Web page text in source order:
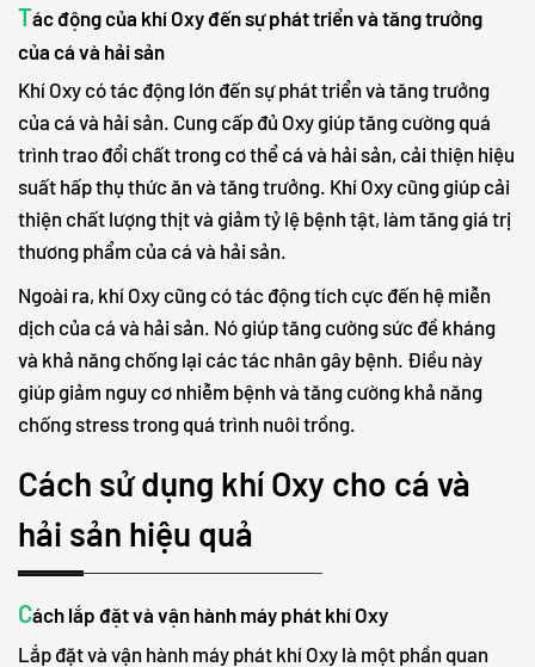
Tác động của khí Oxy đến sự phát triển và tăng trưởng
của cá và hải sản
Khí Oxy có tác động lớn đến sự phát triển và tăng trưởng
của cá và hải sản. Cung cấp đủ Oxy giúp tăng cường quá
trình trao đổi chất trong cơ thể cá và hải sản, cải thiện hiệu
suất hấp thụ thức ăn và tăng trưởng. Khí Oxy cũng giúp cải
thiện chất lượng thịt và giảm tỷ lệ bệnh tật, làm tăng giá trị
thương phẩm của cá và hải sản.
Ngoài ra, khí Oxy cũng có tác động tích cực đến hệ miễn
dịch của cá và hải sản. Nó giúp tăng cường sức đề kháng
và khả năng chống lại các tác nhân gây bệnh. Điều này
giúp giảm nguy cơ nhiễm bệnh và tăng cường khả năng
chống stress trong quá trình nuôi trồng.
Cách sử dụng khí Oxy cho cá và
hải sản hiệu quả
Cách lắp đặt và vận hành máy phát khí Oxy
Lắp đặt và vận hành máy phát khí Oxy là một phần quan